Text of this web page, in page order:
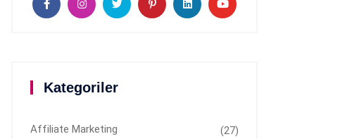
Kategoriler
Affiliate Marketing (27)